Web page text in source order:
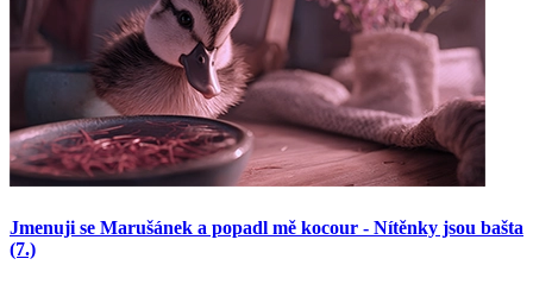
Jmenuji se Marušánek a popadl mě kocour - Nítěnky jsou bašta
(7.)